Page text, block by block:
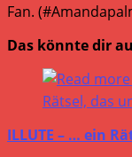
Fan.
Das könnte dir
ILLUTE – … ein